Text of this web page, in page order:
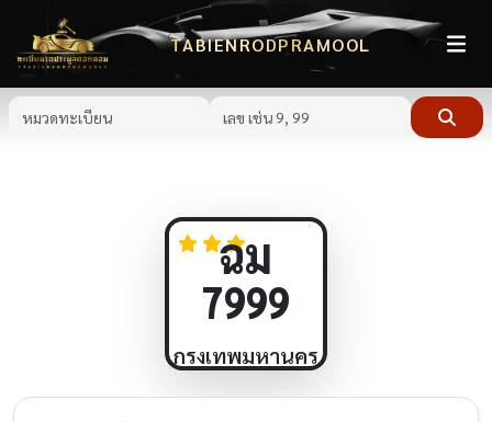
TABIENRODPRAMOOL
ฉม
7999
กรุงเทพมหานคร